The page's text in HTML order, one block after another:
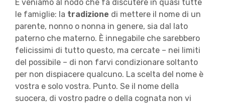
E veniamo al nodo che fa discutere in quasi tutte
le famiglie: la tradizione di mettere il nome di un
parente, nonno o nonna in genere, sia dal lato
paterno che materno. È innegabile che sarebbero
felicissimi di tutto questo, ma cercate – nei limiti
del possibile – di non farvi condizionare soltanto
per non dispiacere qualcuno. La scelta del nome è
vostra e solo vostra. Punto. Se il nome della
suocera, di vostro padre o della cognata non vi